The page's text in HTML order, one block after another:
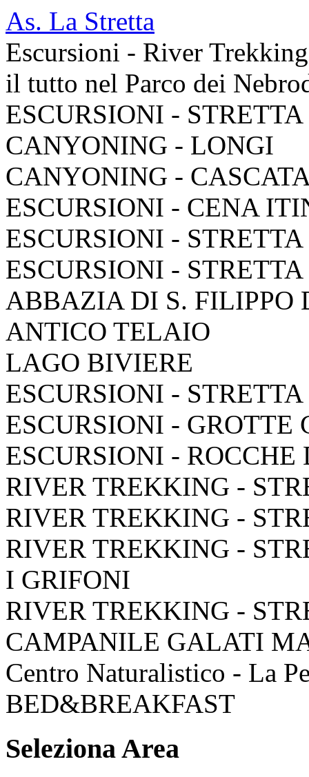
As. La Stretta
Escursioni - River
il tutto nel Parco dei
ESCURSIONI -
CANYONING - LONGI
CANYONING -
ESCURSIONI - CENA
ESCURSIONI -
ESCURSIONI -
ABBAZIA DI S. FILIPPO
ANTICO TELAIO
LAGO BIVIERE
ESCURSIONI -
ESCURSIONI - GROTTE
ESCURSIONI - ROCCHE
RIVER TREKKING -
RIVER TREKKING -
RIVER TREKKING -
I GRIFONI
RIVER TREKKING -
CAMPANILE GALATI
Centro Naturalistico - La
BED&BREAKFAST
Seleziona Area